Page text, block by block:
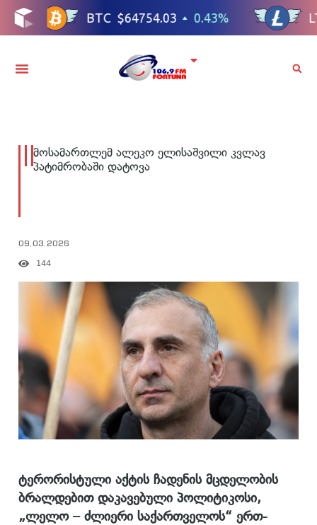
მოსამართლემ ალეკო ელისაშვილი კვლავ
პატიმრობაში დატოვა
09.03.2026
144
ტერორისტული აქტის ჩადენის მცდელობის
ბრალდებით დაკავებული პოლიტიკოსი,
„ლელო – ძლიერი საქართველოს“ ერთ-